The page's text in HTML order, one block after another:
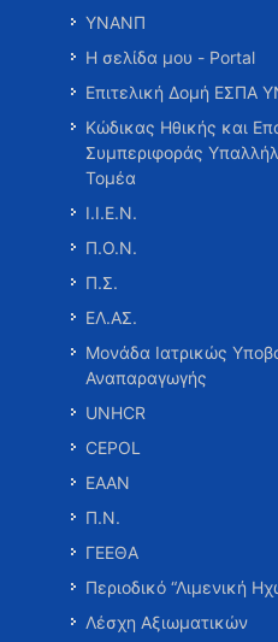
ΥΝΑΝΠ
Η σελίδα μου - Portal
Επιτελική Δομή ΕΣΠΑ
Κώδικας Ηθικής και
Συμπεριφοράς
Τομέα
Ι.Ι.Ε.Ν.
Π.Ο.Ν.
Π.Σ.
ΕΛ.ΑΣ.
Μονάδα Ιατρικώς
Αναπαραγωγής
UNHCR
CEPOL
ΕΑΑΝ
Π.Ν.
ΓΕΕΘΑ
Περιοδικό “Λιμενική
Λέσχη Αξιωματικών